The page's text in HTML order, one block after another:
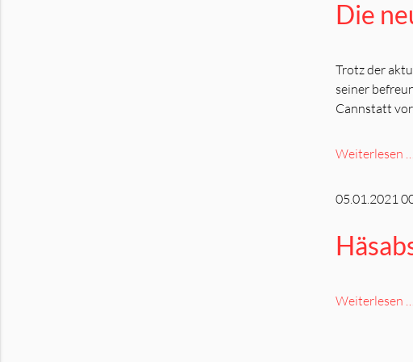
Die
Trotz der
seiner
Cannstatt
Weiterlesen …
05.01.2021
Weiterlesen …